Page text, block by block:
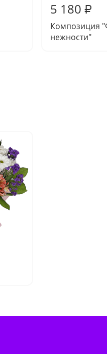
5 180 ₽
Композиция
нежности"